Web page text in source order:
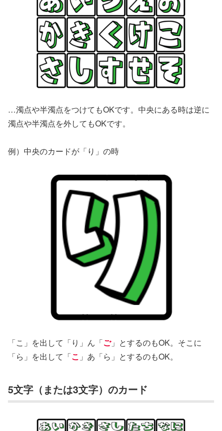
…濁点や半濁点をつけてもOKです。中央にある時は逆に
濁点や半濁点を外してもOKです。
例）中央のカードが「り」の時
「こ」を出して「り」ん「ご」とするのもOK。そこに
「ら」を出して「こ 」あ「ら」とするのもOK。
5文字（または3文字）のカード